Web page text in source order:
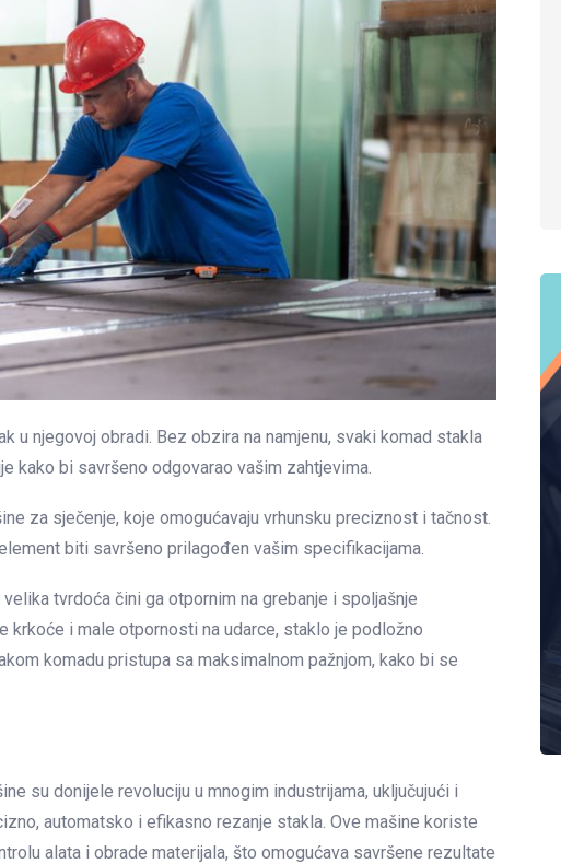
u njegovoj obradi. Bez obzira na namjenu, svaki komad stakla
kako bi savršeno odgovarao vašim zahtjevima.
za sječenje, koje omogućavaju vrhunsku preciznost i tačnost.
biti savršeno prilagođen vašim specifikacijama.
tvrdoća čini ga otpornim na grebanje i spoljašnje
krkoće i male otpornosti na udarce, staklo je podložno
komadu pristupa sa maksimalnom pažnjom, kako bi se
su donijele revoluciju u mnogim industrijama, uključujući i
automatsko i efikasno rezanje stakla. Ove mašine koriste
alata i obrade materijala, što omogućava savršene rezultate